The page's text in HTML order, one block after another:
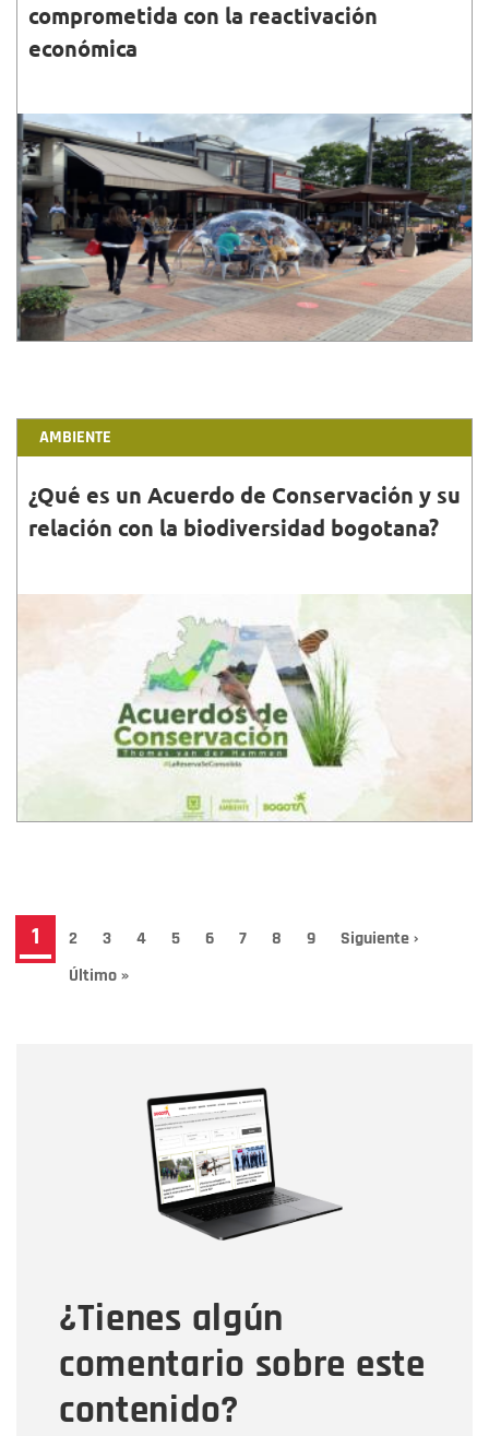
comprometida con la reactivación
económica
27•FEB•2021
Durante 2020, la Secretaría de Desarrollo
implementó una serie de estrategias encaminadas a
mitigar los efectos económicos ocasionados por la
pandemia.
AMBIENTE
¿Qué es un Acuerdo de Conservación y su
relación con la biodiversidad bogotana?
Te contamos en qué consiste y por qué la
importancia de que en Bogotá se firmen acuerdos
de conservación. Conoce los detalles.
Paginación
Página
actual
1 Page
2 Page
3 Page
4 Page
5 Page
6 Page
7 Page
8 Page
9
Siguiente
Siguiente ›
Última
Último »
¿Tienes algún
comentario sobre este
contenido?
Correo electrónico
Tipo de comentario
Mensaje